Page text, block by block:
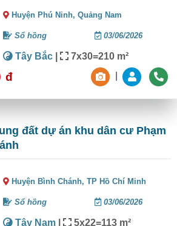
Huyện Phú Ninh,Quảng Nam
Sổ hồng 03/06/2026
Tây Bắc | 7x30=210 m²
đ
đất dự án khu dân cư Phạm
Huyện Bình Chánh,TP Hồ Chí Minh
Sổ hồng 03/06/2026
Tây Nam | 5x22=113 m²